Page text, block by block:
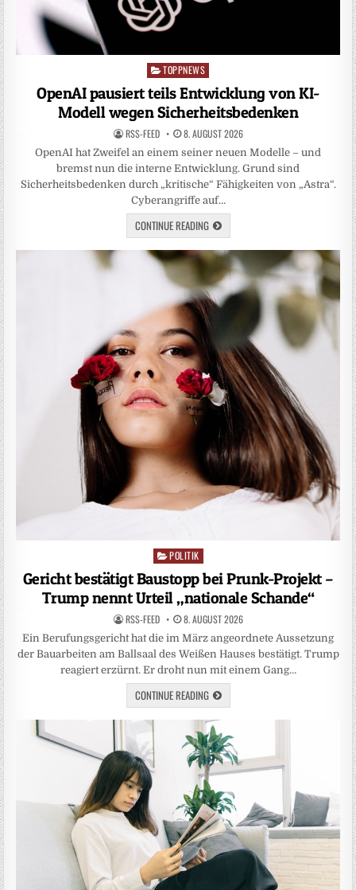
Posted
TOPPNEWS
OpenAI pausiert teils Entwicklung von KI-
Modell wegen Sicherheitsbedenken
RSS-FEED 8. AUGUST 2026
OpenAI hat Zweifel an einem seiner neuen Modelle – und
bremst nun die interne Entwicklung. Grund sind
Sicherheitsbedenken durch „kritische“ Fähigkeiten von „Astra“.
Cyberangriffe auf…
CONTINUE READING
Posted
POLITIK
Gericht bestätigt Baustopp bei Prunk-Projekt –
Trump nennt Urteil „nationale Schande“
RSS-FEED 8. AUGUST 2026
Ein Berufungsgericht hat die im März angeordnete Aussetzung
der Bauarbeiten am Ballsaal des Weißen Hauses bestätigt. Trump
reagiert erzürnt. Er droht nun mit einem Gang…
CONTINUE READING